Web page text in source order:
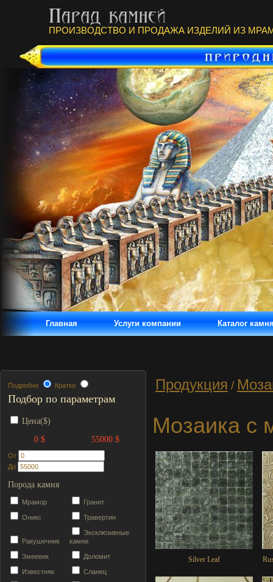
ПРОИЗВОДСТВО И ПРОДАЖА ИЗДЕЛИЙ ИЗ
Главная Услуги компании Каталог
Подробно Кратко
Подбор по параметрам
Цена($)
0 $
55000 $
От
До
Порода камня
Мрамор Гранит
Оникс Травертин
Ракушечник
Эксклюзивные
камни
Змеевик Доломит
Известняк Сланец
Продукция /
Мозаика с
Silver Leaf